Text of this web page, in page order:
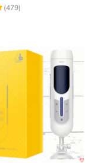
(479)